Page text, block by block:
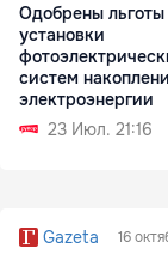
Одобрены льготы
установки
систем
электроэнергии
23 Июл. 21:16
Gazeta 16